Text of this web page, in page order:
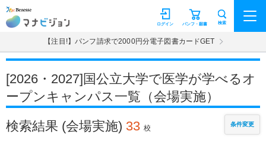
マナビジョン パンフ・願書
ログイン 検索
【注目!】パンフ請求で2000円分電子図書カードGET
[2026・2027]国公立大学で医学が学べるオ
ープンキャンパス一覧（会場実施）
検索結果 (会場実施) 33 校 条件変更